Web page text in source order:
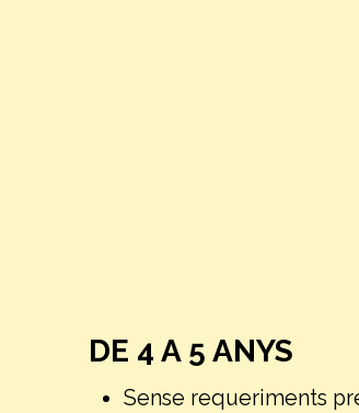
DE 4 A 5 ANYS
Sense requeriments